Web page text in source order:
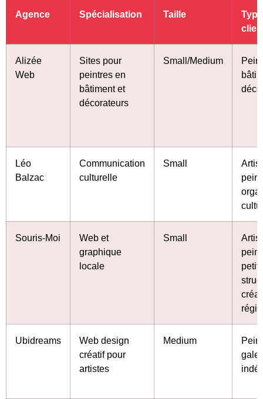
Agence Spécialisation Taille
Alizée
Web
Sites pour
peintres en
bâtiment et
décorateurs
Small/Medium
Léo
Balzac
Communication
culturelle
Small
Souris-Moi
Web et
graphique
locale
Small
Ubidreams
Web design
créatif pour
artistes
Medium